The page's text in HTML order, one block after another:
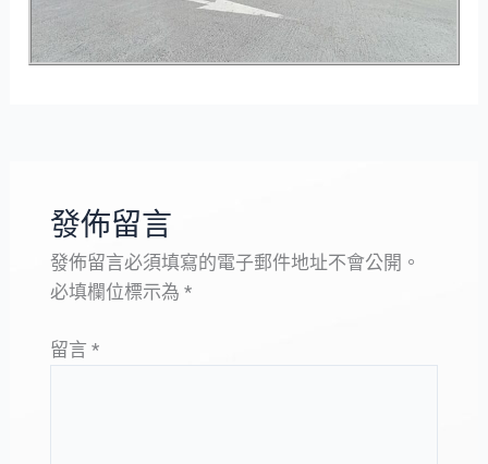
發佈留言
發佈留言必須填寫的電子郵件地址不會公開。
必填欄位標示為 *
留言 *